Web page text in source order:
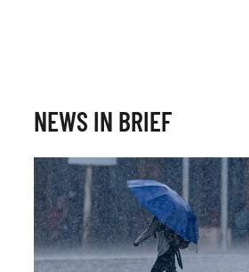
NEWS IN BRIEF